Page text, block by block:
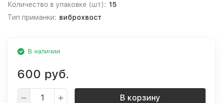
Количество в упаковке (шт): 15
Тип приманки: виброхвост
В наличии
600 руб.
В корзину